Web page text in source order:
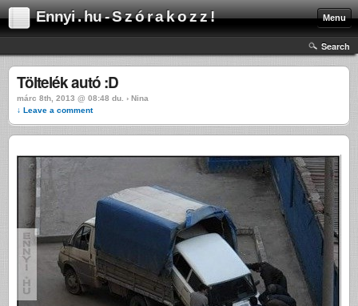
Ennyi . hu - S z ó r a k o z z ! Menu
Search
Töltelék autó :D
márc 8th, 2013 @ 08:48 du. › Nina
↓ Leave a comment